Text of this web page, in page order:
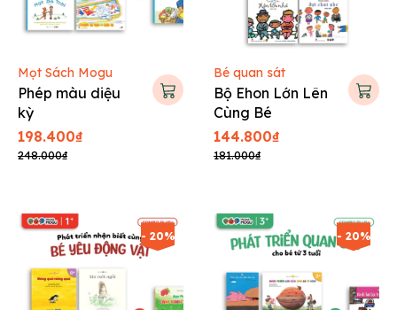
Mọt Sách Mogu
Phép màu diệu
kỳ
198.400₫
248.000₫
Bé quan sát
Bộ Ehon Lớn Lên
Cùng Bé
144.800₫
181.000₫
- 20% - 20%